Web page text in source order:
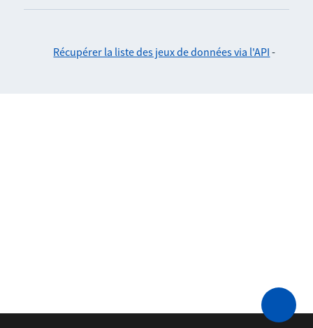
Récupérer la liste des jeux de données via l'API -